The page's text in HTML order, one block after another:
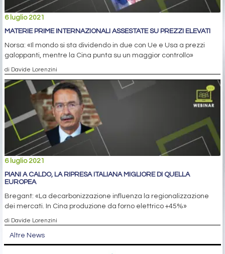
6 luglio 2021
MATERIE PRIME INTERNAZIONALI ASSESTATE SU PREZZI ELEVATI
Norsa: «Il mondo si sta dividendo in due con Ue e Usa a prezzi
galoppanti, mentre la Cina punta su un maggior controllo»
di Davide Lorenzini
6 luglio 2021
PIANI A CALDO, LA RIPRESA ITALIANA MIGLIORE DI QUELLA
EUROPEA
Bregant: «La decarbonizzazione influenza la regionalizzazione
dei mercati. In Cina produzione da forno elettrico +45%»
di Davide Lorenzini
Altre News